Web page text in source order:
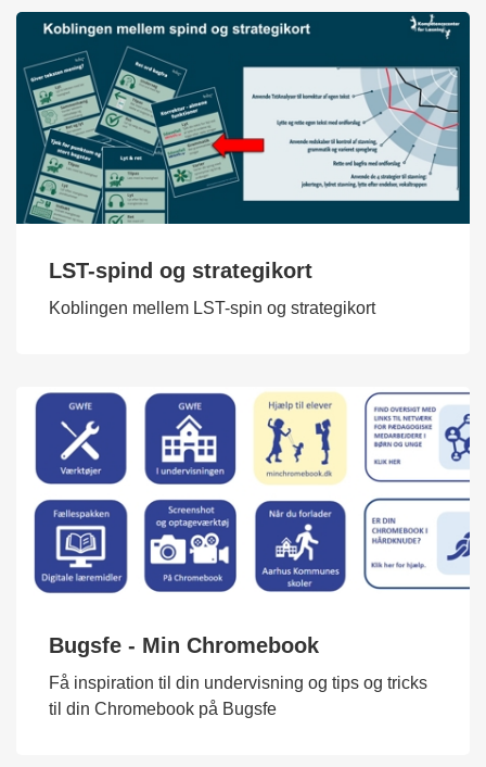
LST-spind og strategikort
Koblingen mellem LST-spin og strategikort
Bugsfe - Min Chromebook
Få inspiration til din undervisning og tips og tricks
til din Chromebook på Bugsfe